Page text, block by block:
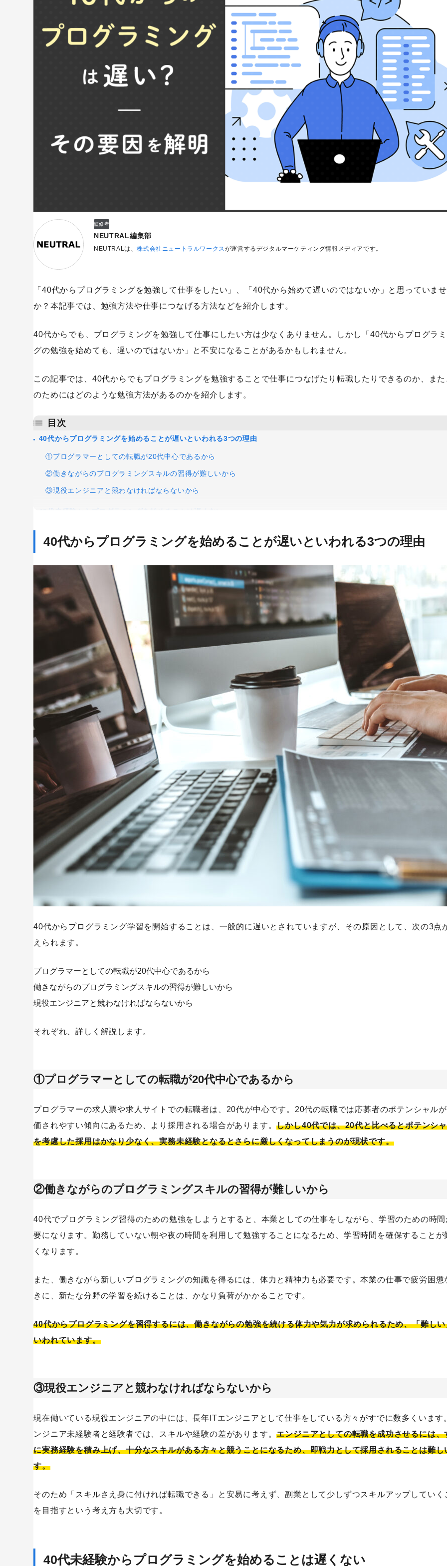
キーワードから記事を検索
監修者
NEUTRAL編集部
NEUTRALは、株式会社ニュートラルワークスが運営するデジタルマーケティング情報メディアです。
「40代からプログラミングを勉強して仕事をしたい」、「40代から始めて遅いのではないか」と思っていま
か？本記事では、勉強方法や仕事につなげる方法などを紹介します。
40代からでも、プログラミングを勉強して仕事にしたい方は少なくありません。しかし「40代からプログラ
グの勉強を始めても、遅いのではないか」と不安になることがあるかもしれません。
この記事では、40代からでもプログラミングを勉強することで仕事につなげたり転職したりできるのか、また
のためにはどのような勉強方法があるのかを紹介します。
目次
40代からプログラミングを始めることが遅いといわれる3つの理由
①プログラマーとしての転職が20代中心であるから
②働きながらのプログラミングスキルの習得が難しいから
③現役エンジニアと競わなければならないから
40代未経験からプログラミングを始めることは遅くない
エンジニア不足で需要がある
40代からプログラミングを始めるメリット
社内でのキャリアアップを図れる
転職で有利になる
40代未経験でプログラミングキャリアを築く方法
副業として仕事をする
フリーランスとして仕事をする
40代から始めるプログラミングの勉強方法を紹介
スクールに通う場合
スクールに通学する
オンラインスクールで勉強する
独学で学ぶ
動画で勉強する
40代からでも始められる初心者向けのプログラミング言語
Python
Ruby
JavaScript
おすすめのプログラミングスクール 3選
テックキャンプ
40代からプログラミングを始めるメリットは大きい
40代からプログラミングを始めることが遅いといわれる3つの理由
40代からプログラミング学習を開始することは、一般的に遅いとされていますが、その原因として、次の3点
えられます。
プログラマーとしての転職が20代中心であるから
働きながらのプログラミングスキルの習得が難しいから
現役エンジニアと競わなければならないから
それぞれ、詳しく解説します。
①プログラマーとしての転職が20代中心であるから
プログラマーの求人票や求人サイトでの転職者は、20代が中心です。20代の転職では応募者のポテンシャル
価されやすい傾向にあるため、より採用される場合があります。しかし40代では、20代と比べるとポテンシ
を考慮した採用はかなり少なく、実務未経験となるとさらに厳しくなってしまうのが現状です。
②働きながらのプログラミングスキルの習得が難しいから
40代でプログラミング習得のための勉強をしようとすると、本業としての仕事をしながら、学習のための時間
要になります。勤務していない朝や夜の時間を利用して勉強することになるため、学習時間を確保することが
くなります。
また、働きながら新しいプログラミングの知識を得るには、体力と精神力も必要です。本業の仕事で疲労困憊
きに、新たな分野の学習を続けることは、かなり負荷がかかることです。
40代からプログラミングを習得するには、働きながらの勉強を続ける体力や気力が求められるため、「難し
いわれています。
③現役エンジニアと競わなければならないから
現在働いている現役エンジニアの中には、長年ITエンジニアとして仕事をしている方々がすでに数多くいます
ンジニア未経験者と経験者では、スキルや経験の差があります。エンジニアとしての転職を成功させるには、
に実務経験を積み上げ、十分なスキルがある方々と競うことになるため、即戦力として採用されることは難し
す。
そのため「スキルさえ身に付ければ転職できる」と安易に考えず、副業として少しずつスキルアップしていく
を目指すという考え方も大切です。
40代未経験からプログラミングを始めることは遅くない